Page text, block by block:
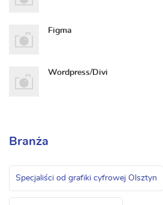
Figma
Wordpress/Divi
Branża
Specjaliści od grafiki cyfrowej Olsztyn